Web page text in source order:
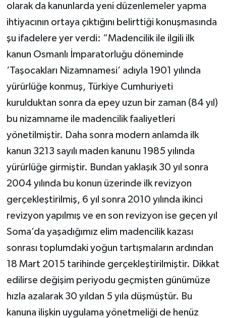
olarak da kanunlarda yeni düzenlemeler yapma
ihtiyacının ortaya çıktığını belirttiği konuşmasında
şu ifadelere yer verdi: “Madencilik ile ilgili ilk
kanun Osmanlı İmparatorluğu döneminde
‘Taşocakları Nizamnamesi’ adıyla 1901 yılında
yürürlüğe konmuş, Türkiye Cumhuriyeti
kurulduktan sonra da epey uzun bir zaman (84 yıl)
bu nizamname ile madencilik faaliyetleri
yönetilmiştir. Daha sonra modern anlamda ilk
kanun 3213 sayılı maden kanunu 1985 yılında
yürürlüğe girmiştir. Bundan yaklaşık 30 yıl sonra
2004 yılında bu konun üzerinde ilk revizyon
gerçekleştirilmiş, 6 yıl sonra 2010 yılında ikinci
revizyon yapılmış ve en son revizyon ise geçen yıl
Soma’da yaşadığımız elim madencilik kazası
sonrası toplumdaki yoğun tartışmaların ardından
18 Mart 2015 tarihinde gerçekleştirilmiştir. Dikkat
edilirse değişim periyodu geçmişten günümüze
hızla azalarak 30 yıldan 5 yıla düşmüştür. Bu
kanuna ilişkin uygulama yönetmeliği de henüz